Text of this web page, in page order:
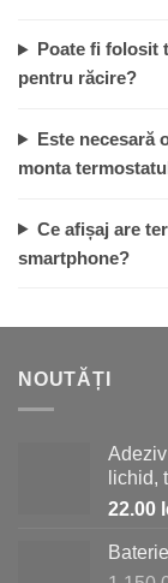
Poate fi folosit
pentru răcire?
Este necesară
monta
Ce afișaj are
smartphone?
NOUTĂȚI
lichid,
22.00